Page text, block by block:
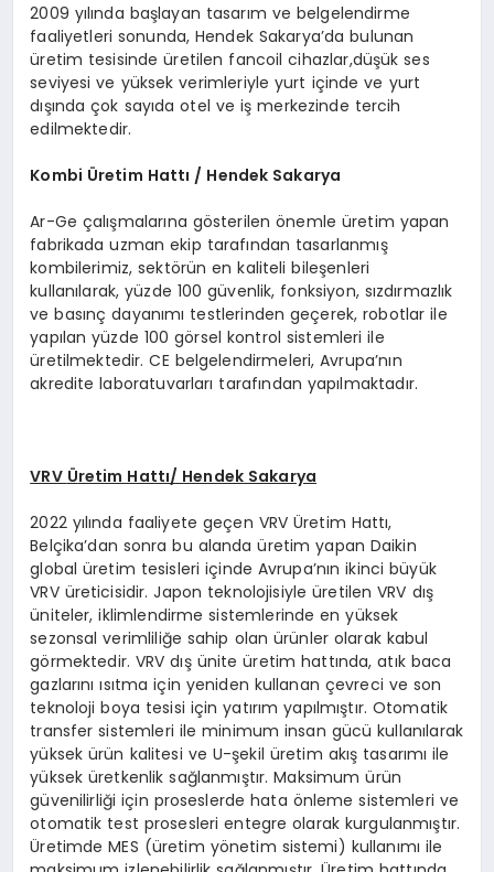
2009 yılında başlayan tasarım ve belgelendirme
faaliyetleri sonunda, Hendek Sakarya’da bulunan
üretim tesisinde üretilen fancoil cihazlar,düşük ses
seviyesi ve yüksek verimleriyle yurt içinde ve yurt
dışında çok sayıda otel ve iş merkezinde tercih
edilmektedir.
Kombi Üretim Hattı / Hendek Sakarya
Ar-Ge çalışmalarına gösterilen önemle üretim yapan
fabrikada uzman ekip tarafından tasarlanmış
kombilerimiz, sektörün en kaliteli bileşenleri
kullanılarak, yüzde 100 güvenlik, fonksiyon, sızdırmazlık
ve basınç dayanımı testlerinden geçerek, robotlar ile
yapılan yüzde 100 görsel kontrol sistemleri ile
üretilmektedir. CE belgelendirmeleri, Avrupa’nın
akredite laboratuvarları tarafından yapılmaktadır.
VRV Üretim Hattı/ Hendek Sakarya
2022 yılında faaliyete geçen VRV Üretim Hattı,
Belçika’dan sonra bu alanda üretim yapan Daikin
global üretim tesisleri içinde Avrupa’nın ikinci büyük
VRV üreticisidir. Japon teknolojisiyle üretilen VRV dış
üniteler, iklimlendirme sistemlerinde en yüksek
sezonsal verimliliğe sahip olan ürünler olarak kabul
görmektedir. VRV dış ünite üretim hattında, atık baca
gazlarını ısıtma için yeniden kullanan çevreci ve son
teknoloji boya tesisi için yatırım yapılmıştır. Otomatik
transfer sistemleri ile minimum insan gücü kullanılarak
yüksek ürün kalitesi ve U-şekil üretim akış tasarımı ile
yüksek üretkenlik sağlanmıştır. Maksimum ürün
güvenilirliği için proseslerde hata önleme sistemleri ve
otomatik test prosesleri entegre olarak kurgulanmıştır.
Üretimde MES (üretim yönetim sistemi) kullanımı ile